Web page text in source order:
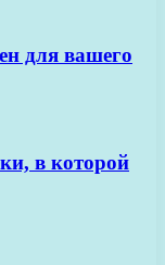
для вашего
в которой